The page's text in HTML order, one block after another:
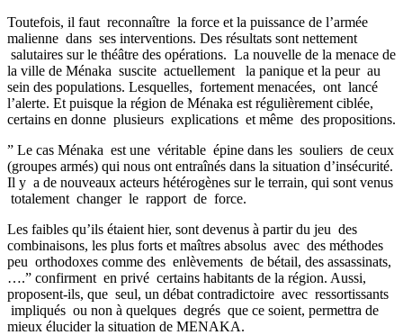
Toutefois, il faut reconnaître la force et la puissance de l’armée
malienne dans ses interventions. Des résultats sont nettement
salutaires sur le théâtre des opérations. La nouvelle de la menace de
la ville de Ménaka suscite actuellement la panique et la peur au
sein des populations. Lesquelles, fortement menacées, ont lancé
l’alerte. Et puisque la région de Ménaka est régulièrement ciblée,
certains en donne plusieurs explications et même des propositions.
” Le cas Ménaka est une véritable épine dans les souliers de ceux
(groupes armés) qui nous ont entraînés dans la situation d’insécurité.
Il y a de nouveaux acteurs hétérogènes sur le terrain, qui sont venus
totalement changer le rapport de force.
Les faibles qu’ils étaient hier, sont devenus à partir du jeu des
combinaisons, les plus forts et maîtres absolus avec des méthodes
peu orthodoxes comme des enlèvements de bétail, des assassinats,
….” confirment en privé certains habitants de la région. Aussi,
proposent-ils, que seul, un débat contradictoire avec ressortissants
impliqués ou non à quelques degrés que ce soient, permettra de
mieux élucider la situation de MENAKA.